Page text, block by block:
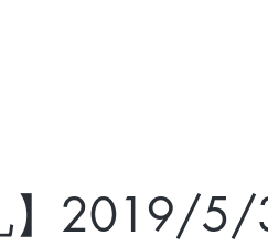
】2019/5/